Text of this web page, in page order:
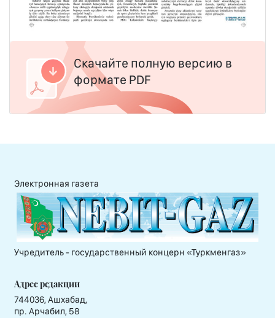
Скачайте полную версию в
формате PDF
Электронная газета
Учредитель - государственный концерн «Туркменгаз»
Адрес редакции
744036, Ашхабад,
пр. Арчабил, 58